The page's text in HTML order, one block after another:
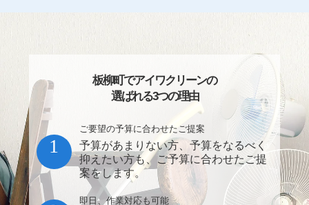
板柳町でアイワクリーンの
選ばれる3つの理由
ご要望の予算に合わせたご提案
予算があまりない方、予算をなるべく
抑えたい方も、ご予算に合わせたご提
案をします。
1
即日、作業対応も可能